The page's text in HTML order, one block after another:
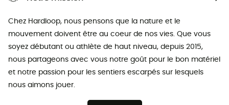
Chez Hardloop, nous pensons que la nature et le
mouvement doivent être au coeur de nos vies. Que vous
soyez débutant ou athlète de haut niveau, depuis 2015,
nous partageons avec vous notre goût pour le bon matériel
et notre passion pour les sentiers escarpés sur lesquels
nous aimons jouer.